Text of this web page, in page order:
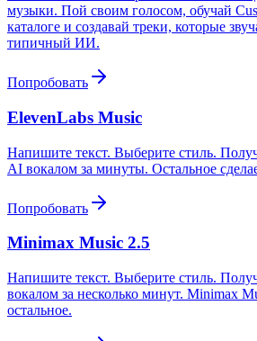
музыки. Пой своим голосом, обучай
каталоге и создавай треки, которые
типичный ИИ.
Попробовать
ElevenLabs Music
Напишите текст. Выберите стиль.
AI вокалом за минуты. Остальное
Попробовать
Minimax Music 2.5
Напишите текст. Выберите стиль.
вокалом за несколько минут. Minimax
остальное.